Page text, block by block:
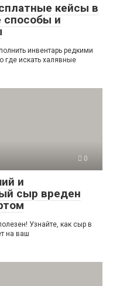
кейсы в
способы и
инвентарь редкими
где искать халявные
0
и
сыр вреден
Узнайте, как сыр в
на ваш